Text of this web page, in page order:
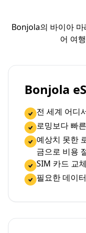
Bonjola의 바이아
어 여
Bonjola
전 세계 어디
로밍보다 빠
예상치 못한
금으로 비용
SIM 카드 교
필요한 데이